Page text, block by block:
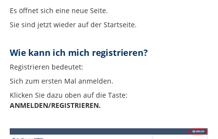
Es öffnet sich eine neue Seite.
Sie sind jetzt wieder auf der Startseite.
Wie kann ich mich registrieren?
Registrieren bedeutet:
Sich zum ersten Mal anmelden.
Klicken Sie dazu oben auf die Taste:
ANMELDEN/REGISTRIEREN.